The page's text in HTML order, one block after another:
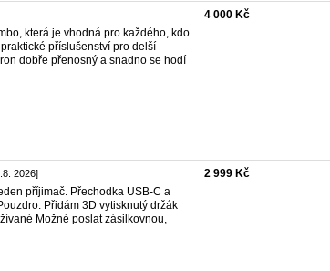
která je vhodná pro každého, kdo
příslušenství pro delší
dobře přenosný a snadno se hodí
4 000 Kč
2026]
příjimač. Přechodka USB-C a
Přidám 3D vytisknutý držák
Možné poslat zásilkovnou,
2 999 Kč